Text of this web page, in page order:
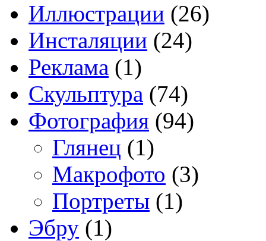
Иллюстрации (26)
Инсталяции (24)
Реклама (1)
Скульптура (74)
Фотография (94)
Глянец (1)
Макрофото (3)
Портреты (1)
Эбру (1)